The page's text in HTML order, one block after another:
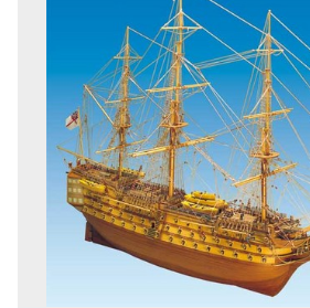
Accastillage accessoires
Peinture
Radiocommande
Jouets